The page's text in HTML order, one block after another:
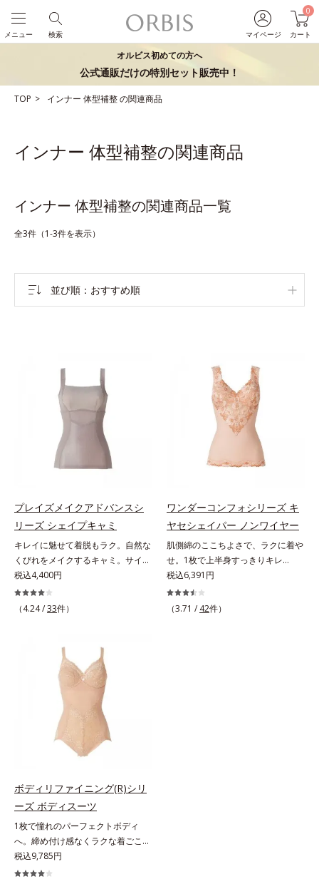
マイページ
0
カート
検索
メニュー
オルビス初めての方へ
公式通販だけの特別セット販売中！
TOP インナー 体型補整の関連商品
インナー 体型補整の関連商品
インナー 体型補整の関連商品一覧
全3件（1-3件を表示）
並び順 おすすめ順
プレイズメイクアドバンスシ
リーズ シェイプキャミ
キレイに魅せて着脱もラク。自然な
くびれをメイクするキャミ。サイド
と背中をほどよいパワーで包み込
み、くびれをメイク「大人世代のボ
ディを美しく魅せる」という発想の
背中をほどよいパワーで包み込み自
然なくびれをメイクします。カシュ
クールバックで着脱ラクラク。みぞ
おちは締めつけず快適な着用感で
す。【着用方法】ブラジャーの上か
らご着用ください。スカートのよう
に足からはき、上半身まで引き上げ
てから、肩ヒモに腕を通していただ
ーズに完成します。
税込4,400円
（4.24 /33件）
ワンダーコンフォシリーズ キ
ヤセシェイパー ノンワイヤー
肌側綿のここちよさで、ラクに着や
せ。1枚で上半身すっきりキレ
イ！。締めつけないで、着やせする
「これが補整下着なの？」と驚くほ
どのやさしさで、美しいラインへ。
税込6,391円
（3.71 / 42件）
ボディリファイニング(R)シリ
ーズ ボディスーツ
1枚で憧れのパーフェクトボディ
へ。締め付け感なくラクな着ごこち
のボディスーツ。1枚でブラ、シェ
イパー、ガードルの3役を果たすボ
税込9,785円